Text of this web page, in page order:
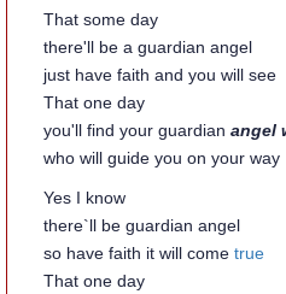
That some day
there'll be a guardian angel
just have faith and you will see
That one day
you'll find your guardian angel
who will guide you on your way
Yes I know
there`ll be guardian angel
so have faith it will come true
That one day